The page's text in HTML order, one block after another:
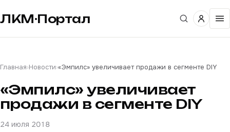
ЛКМ·Портал
Главная›Новости›«Эмпилс» увеличивает продажи в сегменте DIY
«Эмпилс» увеличивает
продажи в сегменте DIY
24 июля 2018